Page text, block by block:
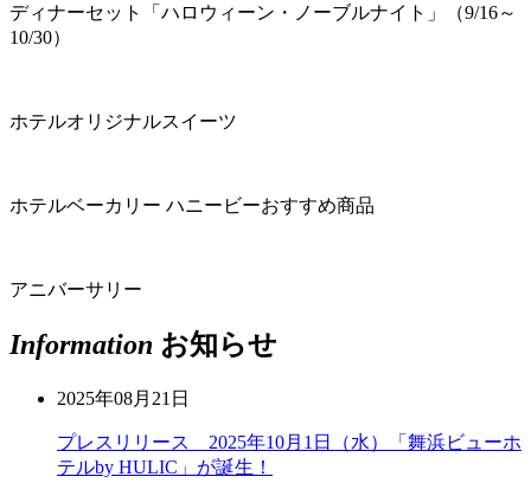
ディナーセット「ハロウィーン・ノーブルナイト」（9/16～
10/30）
ホテルオリジナルスイーツ
ホテルベーカリー ハニービーおすすめ商品
アニバーサリー
Information お知らせ
2025年08月21日
プレスリリース 2025年10月1日（水）「舞浜ビューホ
テルby HULIC」が誕生！